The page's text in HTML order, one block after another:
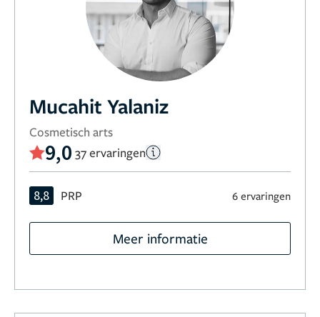
Mucahit Yalaniz
Cosmetisch arts
9,0 37 ervaringen
8,8 PRP 6 ervaringen
Meer informatie